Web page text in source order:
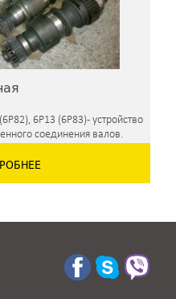
6Р13 (6Р83) - устройство
соединения валов.